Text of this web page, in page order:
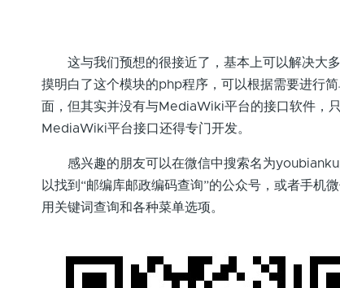
这与我们预想的很接近了，基本上可以解决大多
摸明白了这个模块的php程序，可以根据需要进行
面，但其实并没有与MediaWiki平台的接口软件，
MediaWiki平台接口还得专门开发。
感兴趣的朋友可以在微信中搜索名为youbianku
以找到“邮编库邮政编码查询”的公众号，或者手机
用关键词查询和各种菜单选项。